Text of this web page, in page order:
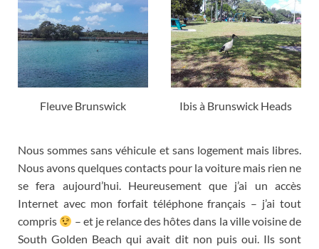
Fleuve Brunswick Ibis à Brunswick Heads
Nous sommes sans véhicule et sans logement mais libres.
Nous avons quelques contacts pour la voiture mais rien ne
se fera aujourd’hui. Heureusement que j’ai un accès
Internet avec mon forfait téléphone français – j’ai tout
compris
– et je relance des hôtes dans la ville voisine de
South Golden Beach qui avait dit non puis oui. Ils sont